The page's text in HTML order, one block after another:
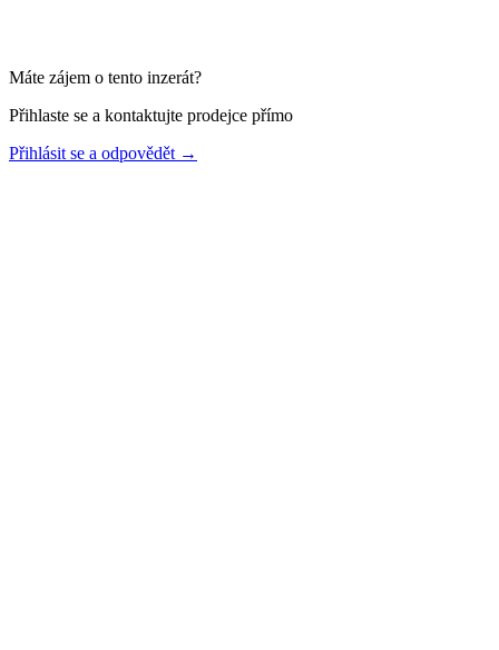
Máte zájem o tento inzerát?
Přihlaste se a kontaktujte prodejce přímo
Přihlásit se a odpovědět →